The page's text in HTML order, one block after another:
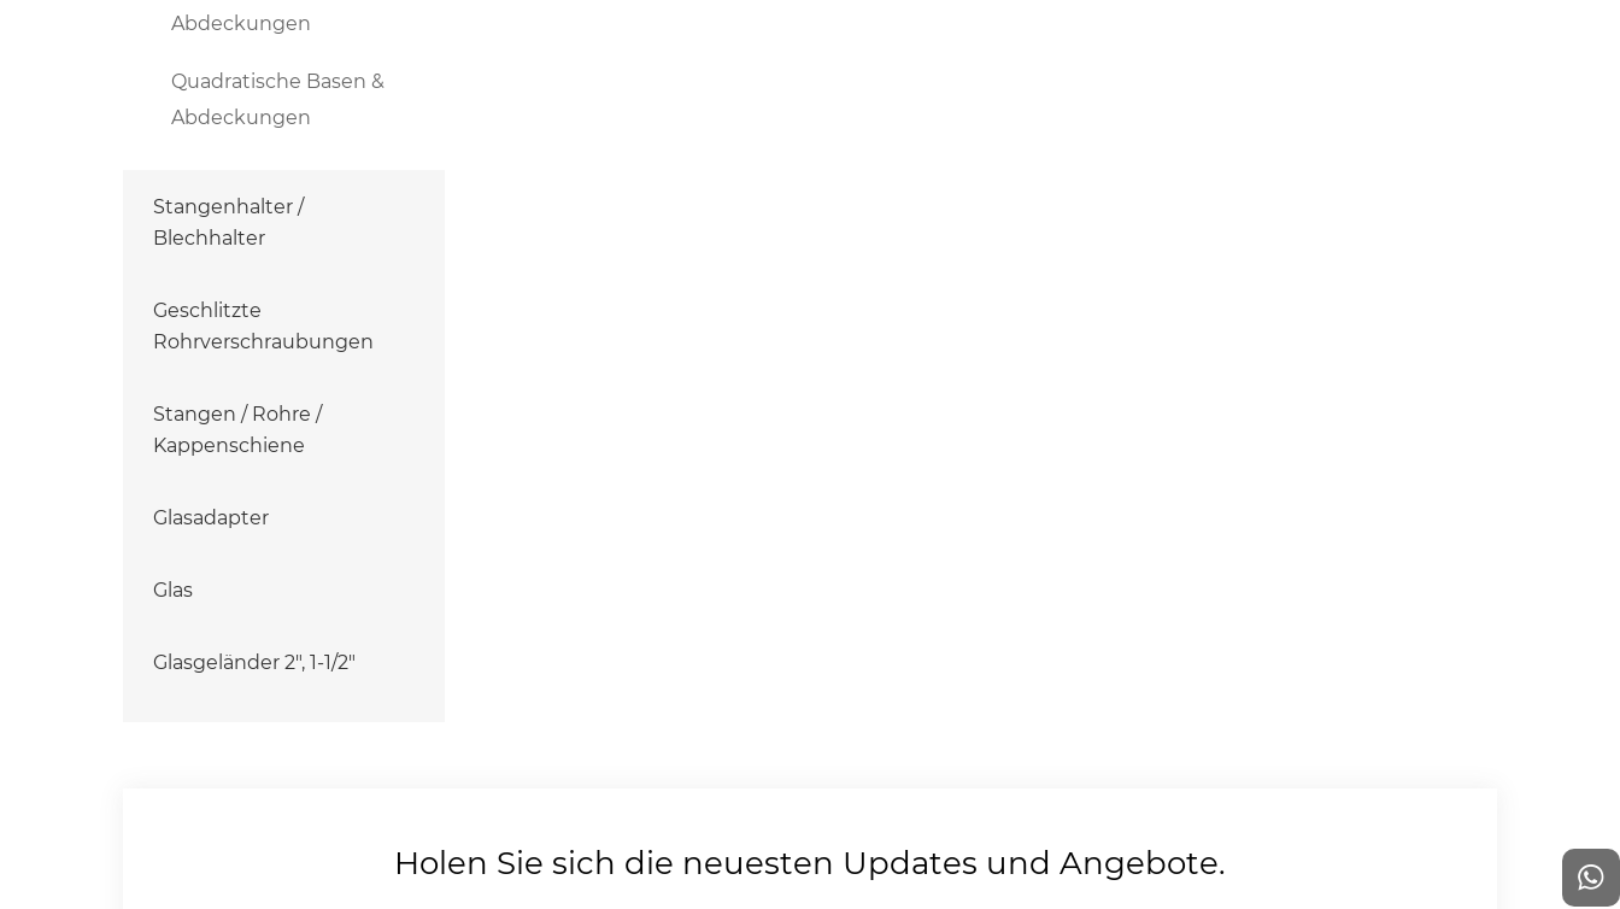
Abdeckungen
Quadratische Basen &
Abdeckungen
Stangenhalter /
Blechhalter
Geschlitzte
Rohrverschraubungen
Stangen / Rohre /
Kappenschiene
Glasadapter
Glas
Glasgeländer 2", 1-1/2"
Holen Sie sich die neuesten Updates und Angebote.